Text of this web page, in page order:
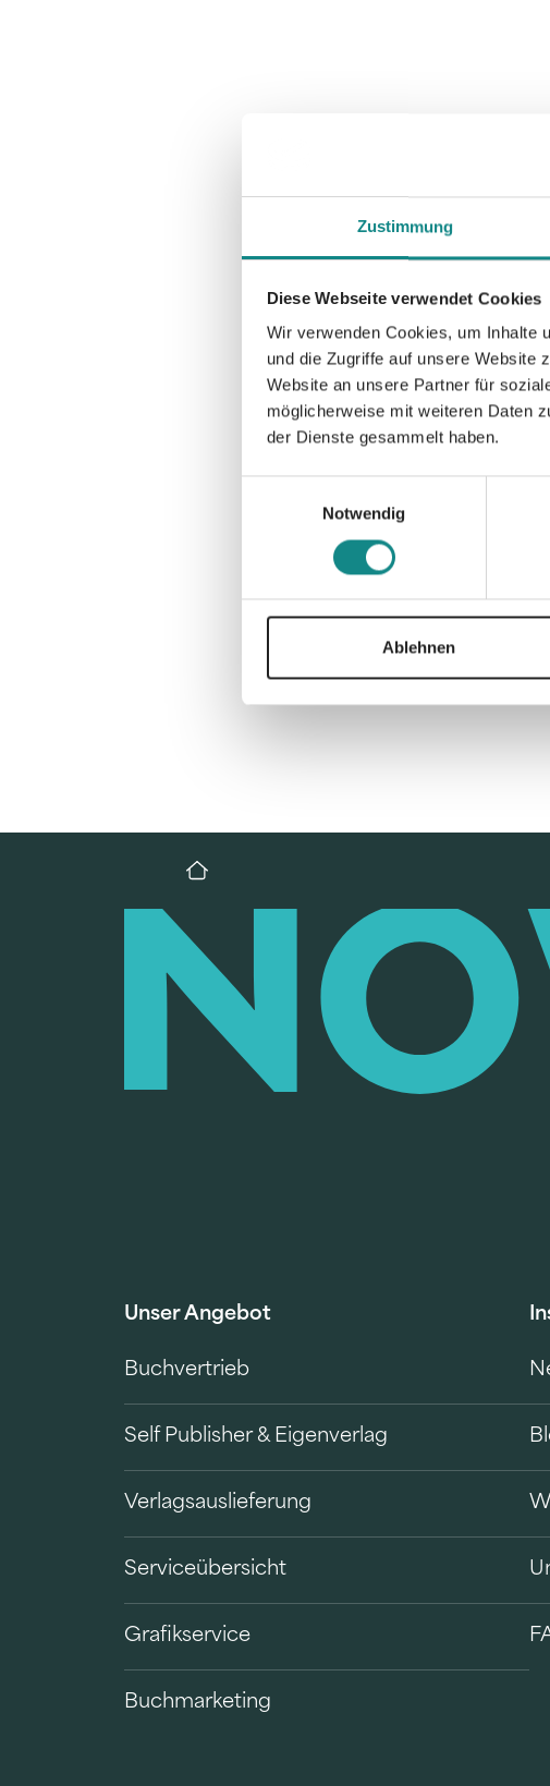
Zustimmung
Diese Webseite verwendet Cookies
Wir verwenden Cookies, um Inhalte
und die Zugriffe auf unsere Website
Website an unsere Partner für
möglicherweise mit weiteren Daten
der Dienste gesammelt haben.
Notwendig
Ablehnen
Unser Angebot
Buchvertrieb
Self Publisher & Eigenverlag
Verlagsauslieferung
Serviceübersicht
Grafikservice
Buchmarketing